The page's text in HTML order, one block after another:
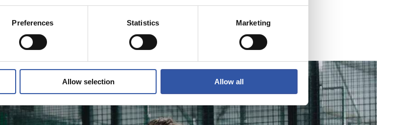
Preferences Statistics Marketing
Allow selection Allow all